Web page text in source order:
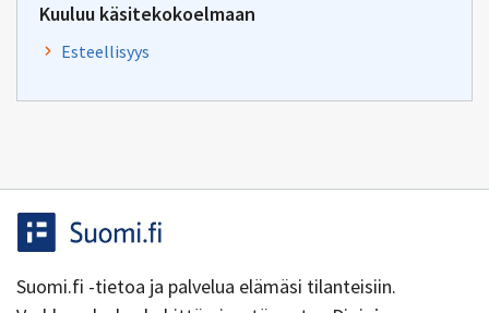
Kuuluu käsitekokoelmaan
Esteellisyys
Suomi.fi -tietoa ja palvelua elämäsi tilanteisiin.